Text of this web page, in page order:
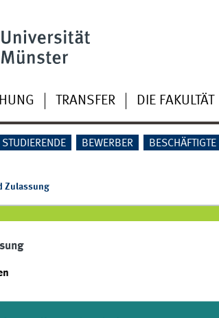
TRANSFER DIE FAKULTÄT
STUDIERENDE BEWERBER BESCHÄFTIGTE
Zulassung